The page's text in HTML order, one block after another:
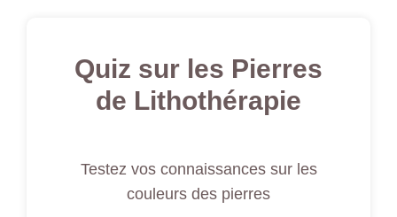
Quiz sur les Pierres
de Lithothérapie
Testez vos connaissances sur les
couleurs des pierres